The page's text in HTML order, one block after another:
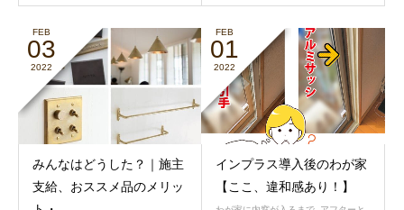
FEB
03
2022
みんなはどうした？｜施主
支給、おススメ品のメリッ
FEB
01
2022
インプラス導入後のわが家
【ここ、違和感あり！】